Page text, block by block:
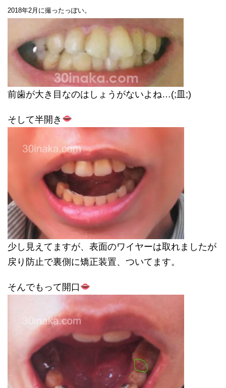
2018年2月に撮ったっぽい。
前歯が大き目なのはしょうがないよね…(;皿;)
そして半開き
少し見えてますが、表面のワイヤーは取れましたが
戻り防止で裏側に矯正装置、ついてます。
そんでもって開口